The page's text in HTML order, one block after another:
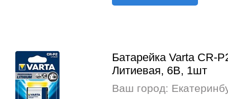
Батарейка Varta CR-
Литиевая, 6В, 1шт
Ваш город: